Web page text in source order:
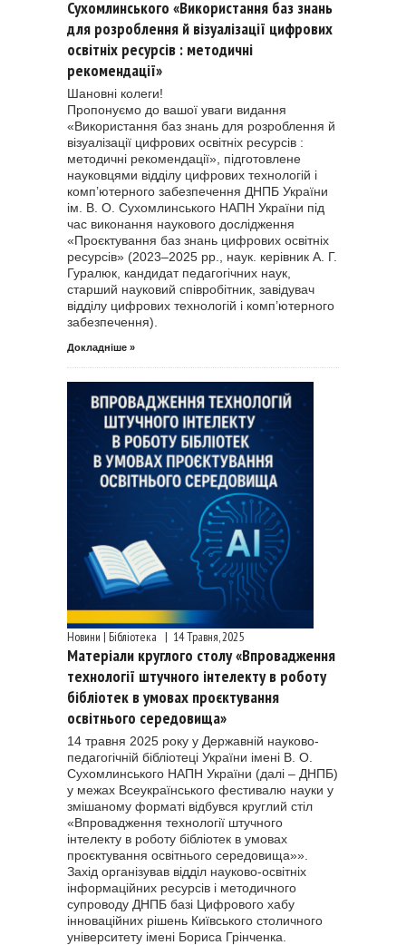
Сухомлинського «Використання баз знань
для розроблення й візуалізації цифрових
освітніх ресурсів : методичні
рекомендації»
Шановні колеги!
Пропонуємо до вашої уваги видання
«Використання баз знань для розроблення й
візуалізації цифрових освітніх ресурсів :
методичні рекомендації», підготовлене
науковцями відділу цифрових технологій і
комп’ютерного забезпечення ДНПБ України
ім. В. О. Сухомлинського НАПН України під
час виконання наукового дослідження
«Проєктування баз знань цифрових освітніх
ресурсів» (2023–2025 рр., наук. керівник А. Г.
Гуралюк, кандидат педагогічних наук,
старший науковий співробітник, завідувач
відділу цифрових технологій і комп’ютерного
забезпечення).
Докладніше »
Новини | Бібліотека | 14 Травня, 2025
Матеріали круглого столу «Впровадження
технології штучного інтелекту в роботу
бібліотек в умовах проєктування
освітнього середовища»
14 травня 2025 року у Державній науково-
педагогічній бібліотеці України імені В. О.
Сухомлинського НАПН України (далі – ДНПБ)
у межах Всеукраїнського фестивалю науки у
змішаному форматі відбувся круглий стіл
«Впровадження технології штучного
інтелекту в роботу бібліотек в умовах
проєктування освітнього середовища»».
Захід організував відділ науково-освітніх
інформаційних ресурсів і методичного
супроводу ДНПБ базі Цифрового хабу
інноваційних рішень Київського столичного
університету імені Бориса Грінченка.